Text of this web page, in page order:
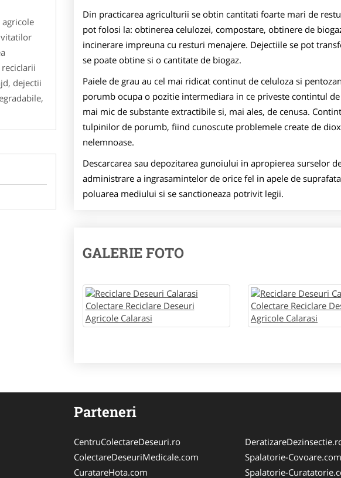
dejectii
Din practicarea agriculturii se obtin cantitati foarte mari de
pot folosi la: obtinerea celulozei, compostare, obtinere de
incinerare impreuna cu resturi menajere. Dejectiile se pot
se poate obtine si o cantitate de biogaz.
Paiele de grau au cel mai ridicat continut de celuloza si
porumb ocupa o pozitie intermediara in ce priveste contintul
mai mic de substante extractibile si, mai ales, de cenusa.
tulpinilor de porumb, fiind cunoscute problemele create de
nelemnoase.
Descarcarea sau depozitarea gunoiului in apropierea surselor
administrare a ingrasamintelor de orice fel in apele de
poluarea mediului si se sanctioneaza potrivit legii.
GALERIE FOTO
Parteneri
CentruColectareDeseuri.ro
ColectareDeseuriMedicale.com
CuratareHota.com
Spalatorie-Covoare.com
Spalatorie-